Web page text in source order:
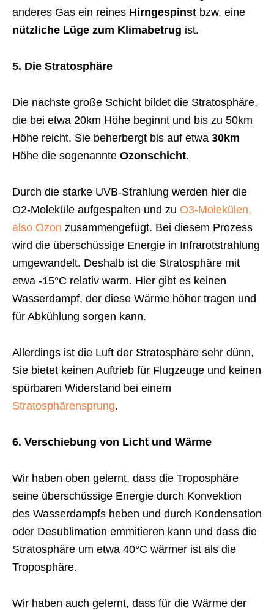
anderes Gas ein reines Hirngespinst bzw. eine
nützliche Lüge zum Klimabetrug ist.
5. Die Stratosphäre
Die nächste große Schicht bildet die Stratosphäre,
die bei etwa 20km Höhe beginnt und bis zu 50km
Höhe reicht. Sie beherbergt bis auf etwa 30km
Höhe die sogenannte Ozonschicht.
Durch die starke UVB-Strahlung werden hier die
O2-Moleküle aufgespalten und zu O3-Molekülen,
also Ozon zusammengefügt. Bei diesem Prozess
wird die überschüssige Energie in Infrarotstrahlung
umgewandelt. Deshalb ist die Stratosphäre mit
etwa -15°C relativ warm. Hier gibt es keinen
Wasserdampf, der diese Wärme höher tragen und
für Abkühlung sorgen kann.
Allerdings ist die Luft der Stratosphäre sehr dünn,
Sie bietet keinen Auftrieb für Flugzeuge und keinen
spürbaren Widerstand bei einem
Stratosphärensprung.
6. Verschiebung von Licht und Wärme
Wir haben oben gelernt, dass die Troposphäre
seine überschüssige Energie durch Konvektion
des Wasserdampfs heben und durch Kondensation
oder Desublimation emmitieren kann und dass die
Stratosphäre um etwa 40°C wärmer ist als die
Troposphäre.
Wir haben auch gelernt, dass für die Wärme der